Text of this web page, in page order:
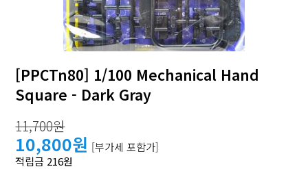
[PPCTn80] 1/100 Mechanical Hand
Square - Dark Gray
11,700원
10,800원 [부가세 포함가]
적립금 216원